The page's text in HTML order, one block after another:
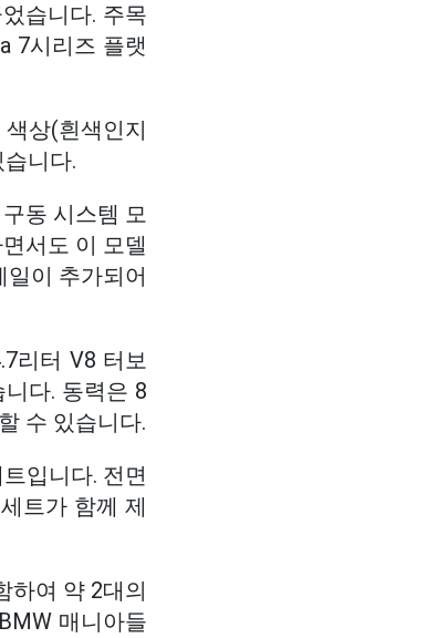
습니다. 주목
7시리즈 플랫
상(흰색인지
니다.
동 시스템 모
서도 이 모델
이 추가되어
리터 V8 터보
다. 동력은 8
수 있습니다.
입니다. 전면
트가 함께 제
하여 약 2대의
매니아들